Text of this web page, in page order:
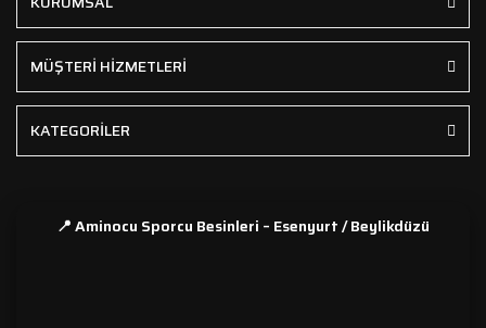
MÜŞTERİ HİZMETLERİ
KATEGORİLER
📍 Aminocu Sporcu Besinleri – Esenyurt / Beylikdüzü